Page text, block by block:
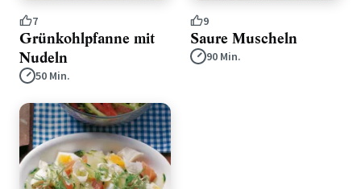
7
Grünkohlpfanne mit
Nudeln
50 Min.
9
Saure Muscheln
90 Min.